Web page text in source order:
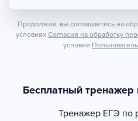
Продолжая, вы соглашаетесь на
условиях Согласия на обработку
условия
Бесплатный тренажер
Тренажер ЕГЭ по